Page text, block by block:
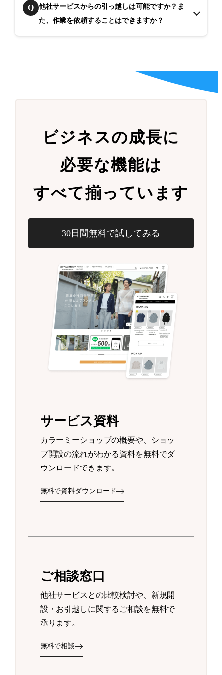
Q
他社サービスからの引っ越しは可能ですか？ま
た、作業を依頼することはできますか？
ビジネスの成長に
必要な機能は
すべて揃っています
30日間無料で試してみる
サービス資料
カラーミーショップの概要や、ショッ
プ開設の流れがわかる資料を無料でダ
ウンロードできます。
無料で資料ダウンロード
ご相談窓口
他社サービスとの比較検討や、新規開
設・お引越しに関するご相談を無料で
承ります。
無料で相談